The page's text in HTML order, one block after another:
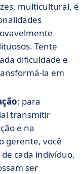
multicultural, é
Tente
dificuldade e
la em
: para
transmitir
e na
gerente, você
cada indivíduo,
ser